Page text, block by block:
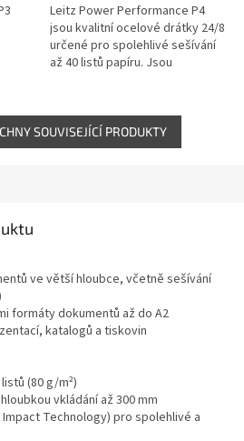
Leitz Power Performance P4
jsou kvalitní ocelové drátky 24/8
určené pro spolehlivé sešívání
až 40 listů papíru. Jsou
SOUVISEJÍCÍ PRODUKTY
ve větší hloubce, včetně sešívání
formáty dokumentů až do A2
katalogů a tiskovin
(80 g/m²)
vkládání až 300 mm
Technology) pro spolehlivé a